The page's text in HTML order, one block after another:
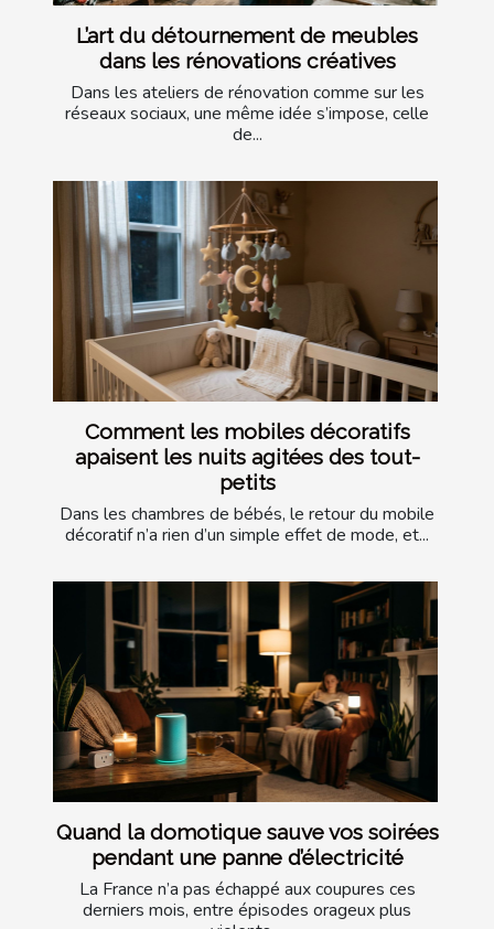
L’art du détournement de meubles
dans les rénovations créatives
Dans les ateliers de rénovation comme sur les
réseaux sociaux, une même idée s’impose, celle
de...
Comment les mobiles décoratifs
apaisent les nuits agitées des tout-
petits
Dans les chambres de bébés, le retour du mobile
décoratif n’a rien d’un simple effet de mode, et...
Quand la domotique sauve vos soirées
pendant une panne d’électricité
La France n’a pas échappé aux coupures ces
derniers mois, entre épisodes orageux plus